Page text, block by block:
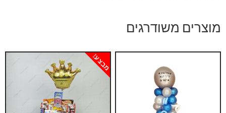
מוצרים משודרגים
מבצע!